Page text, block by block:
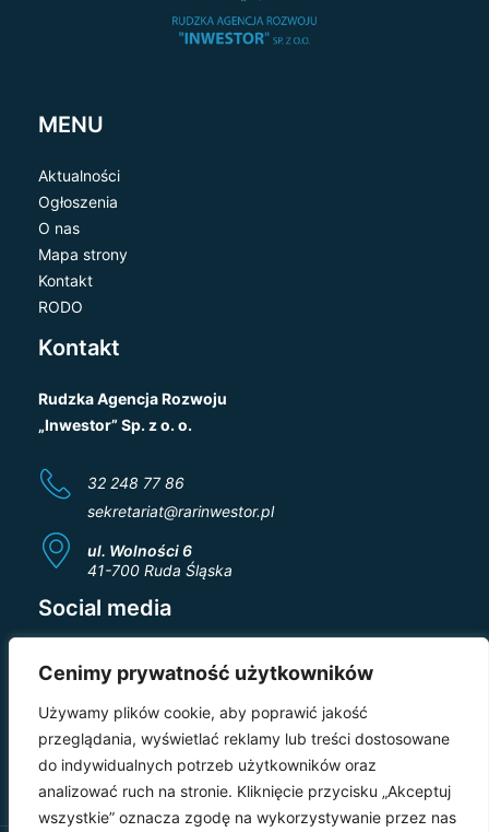
Cenimy prywatność użytkowników
Używamy plików cookie, aby poprawić jakość
przeglądania, wyświetlać reklamy lub treści dostosowane
do indywidualnych potrzeb użytkowników oraz
analizować ruch na stronie. Kliknięcie przycisku „Akceptuj
wszystkie” oznacza zgodę na wykorzystywanie przez nas
MENU
Aktualności
Ogłoszenia
O nas
Mapa strony
Kontakt
RODO
Kontakt
Rudzka Agencja Rozwoju
„Inwestor” Sp. z o. o.
32 248 77 86
sekretariat@rarinwestor.pl
ul. Wolności 6
41-700 Ruda Śląska
Social media